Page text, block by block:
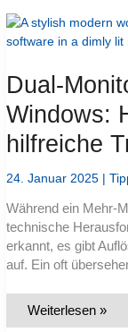
Dual-
Windows:
hilfreiche
24. Januar 2025 |
Während ein Mehr-
technische
erkannt, es gibt
auf. Ein oft
Dual-
Weiterlesen »